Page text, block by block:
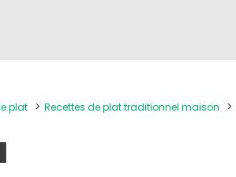
plat Recettes de plat traditionnel maison